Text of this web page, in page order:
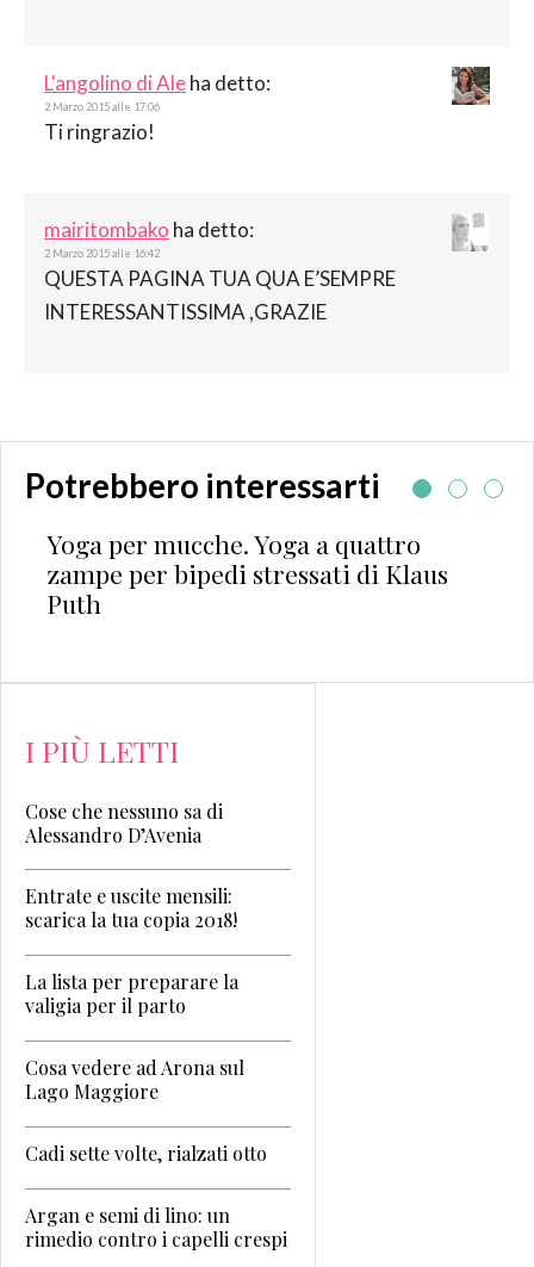
L'angolino di Aleha detto:
2 Marzo 2015 alle 17:06
Ti ringrazio!
mairitombako ha detto:
2 Marzo 2015 alle 16:42
QUESTA PAGINA TUA QUA E’SEMPRE
INTERESSANTISSIMA ,GRAZIE
Potrebbero interessarti
a quattro
di Klaus
BOOKS OVERVIEW #14
I PIÙ LETTI
Cose che nessuno sa di
Alessandro D’Avenia
Entrate e uscite mensili:
scarica la tua copia 2018!
La lista per preparare la
valigia per il parto
Cosa vedere ad Arona sul
Lago Maggiore
Cadi sette volte, rialzati otto
Argan e semi di lino: un
rimedio contro i capelli crespi